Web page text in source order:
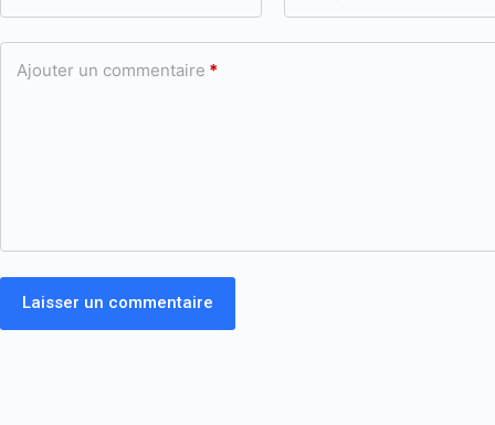
Ajouter un commentaire *
Laisser un commentaire